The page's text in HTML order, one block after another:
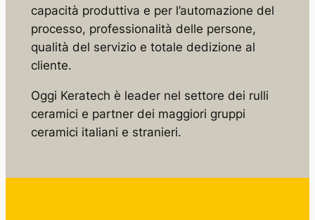
capacità produttiva e per l’automazione del
processo, professionalità delle persone,
qualità del servizio e totale dedizione al
cliente.
Oggi Keratech è leader nel settore dei rulli
ceramici e partner dei maggiori gruppi
ceramici italiani e stranieri.